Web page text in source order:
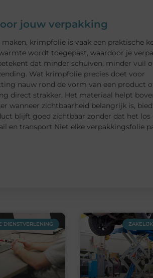
jouw verpakking
krimpfolie is vaak een praktische
wordt toegepast, waardoor je
dat minder schuiven, minder vuil
Wat krimpfolie precies doet voor
nauw rond de vorm van een product
direct strakker. Het materiaal helpt
wanneer zichtbaarheid belangrijk is,
blijft goed zichtbaar zonder dat het los
en transport Niet elke verpakkingsfolie
DIENSTVERLENING